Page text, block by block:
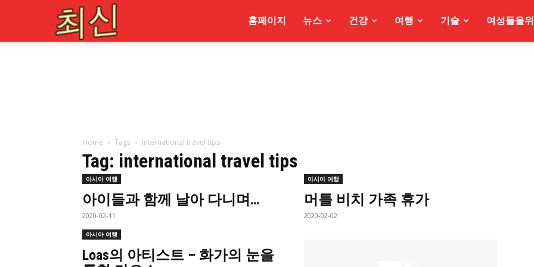
홈페이지 뉴스 건강 여행 기술 여성들을
Home Tags International travel tips
Tag: international travel tips
아시아 여행
아이들과 함께 날아 다니며…
2020-02-11
아시아 여행
머틀 비치 가족 휴가
2020-02-02
아시아 여행
Loas의 아티스트 – 화가의 눈을